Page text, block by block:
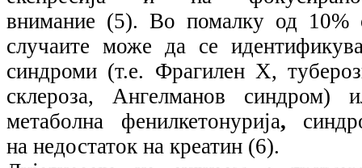
внимание (5). Во помалку од 10%
случаите може да се
синдроми (т.е. Фрагилен Х,
склероза, Ангелманов синдром)
метаболна фенилкетонурија,
на недостаток на креатин (6).